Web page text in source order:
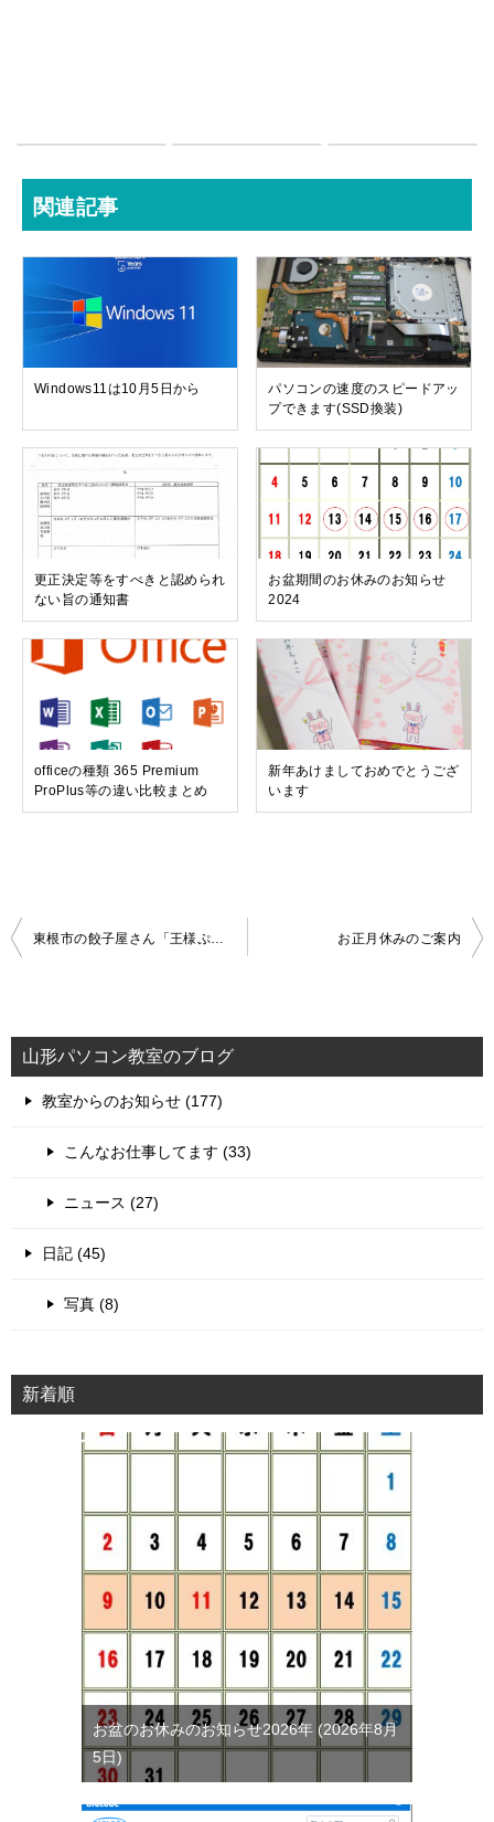
関連記事
Windows11は10月5日から
パソコンの速度のスピードアッ
プできます(SSD換装)
更正決定等をすべきと認められ
ない旨の通知書
お盆期間のお休みのお知らせ
2024
officeの種類 365 Premium
ProPlus等の違い比較まとめ
新年あけましておめでとうござ
います
投
ビ
ゲ
ー
東根市の餃子屋さん「王様ぷりぷり餃子」様の撮影 お正月休みのご案内
山形パソコン教室のブログ
教室からのお知らせ (177)
こんなお仕事してます (33)
ニュース (27)
日記 (45)
写真 (8)
新着順
お盆のお休みのお知らせ2026年
2026年8月
5日